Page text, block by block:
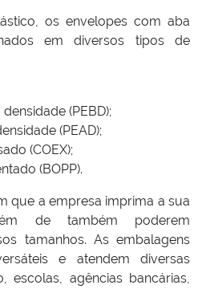
os envelopes com aba
em diversos tipos de
(PEBD);
(PEAD);
(COEX);
(BOPP).
que a empresa imprima a sua
de também poderem
tamanhos. As embalagens
e atendem diversas
escolas, agências bancárias,